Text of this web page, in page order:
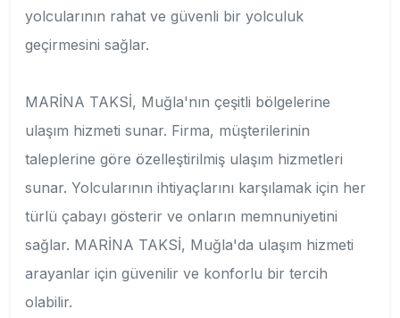
yolcularının rahat ve güvenli bir yolculuk
geçirmesini sağlar.
MARİNA TAKSİ, Muğla'nın çeşitli bölgelerine
ulaşım hizmeti sunar. Firma, müşterilerinin
taleplerine göre özelleştirilmiş ulaşım hizmetleri
sunar. Yolcularının ihtiyaçlarını karşılamak için her
türlü çabayı gösterir ve onların memnuniyetini
sağlar. MARİNA TAKSİ, Muğla'da ulaşım hizmeti
arayanlar için güvenilir ve konforlu bir tercih
olabilir.